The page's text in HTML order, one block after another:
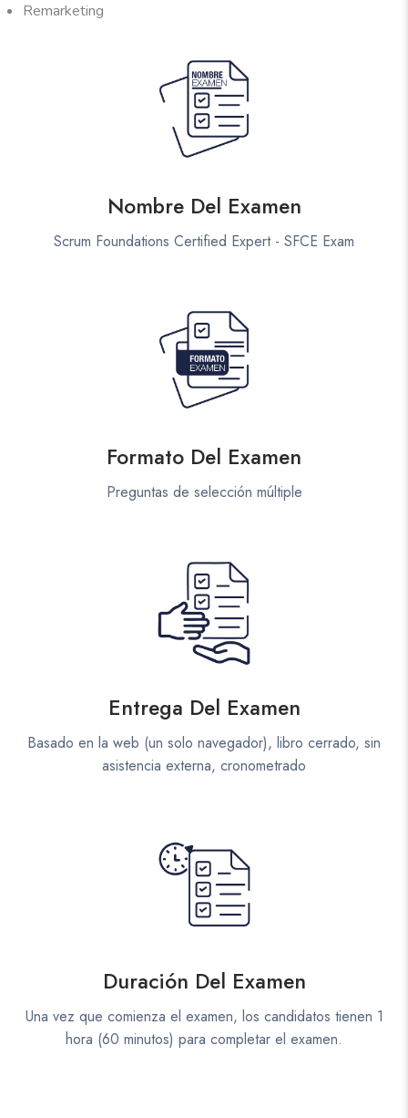
Remarketing
Nombre Del Examen
Scrum Foundations Certified Expert - SFCE Exam
Formato Del Examen
Preguntas de selección múltiple
Entrega Del Examen
Basado en la web (un solo navegador), libro cerrado, sin
asistencia externa, cronometrado
Duración Del Examen
Una vez que comienza el examen, los candidatos tienen 1
hora (60 minutos) para completar el examen.